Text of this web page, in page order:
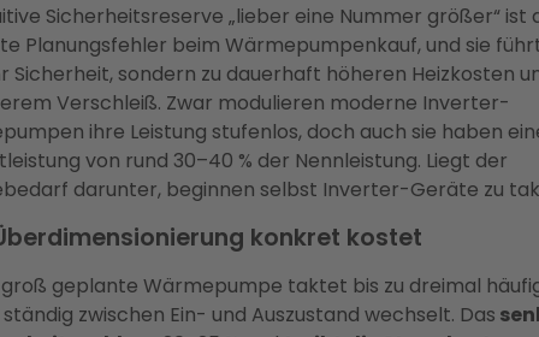
Sicherheitsreserve „lieber eine Nummer größer“ ist
Planungsfehler beim Wärmepumpenkauf, und sie
Sicherheit, sondern zu dauerhaft höheren Heizkosten
Verschleiß. Zwar modulieren moderne Inverter-
ihre Leistung stufenlos, doch auch sie haben
von rund 30–40 % der Nennleistung. Liegt der
darunter, beginnen selbst Inverter-Geräte zu
konkret kostet
groß geplante Wärmepumpe taktet bis zu dreimal
zwischen Ein- und Auszustand wechselt. Das